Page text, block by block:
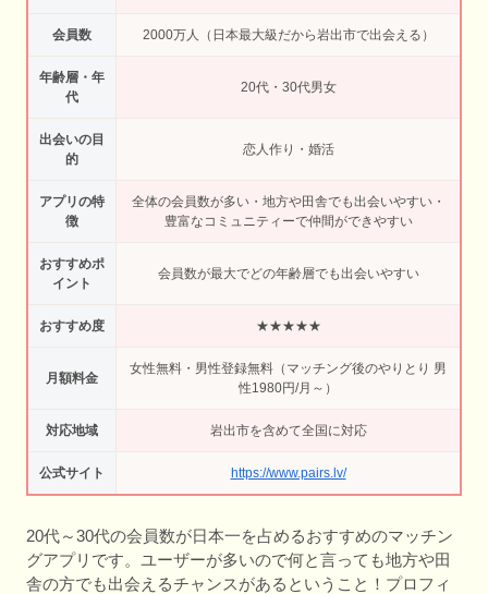
会員数 2000万人（日本最大級だから岩出市で出会える）
年齢層・年
代
20代・30代男女
出会いの目
的
恋人作り・婚活
アプリの特
徴
全体の会員数が多い・地方や田舎でも出会いやすい・
豊富なコミュニティーで仲間ができやすい
おすすめポ
イント
会員数が最大でどの年齢層でも出会いやすい
おすすめ度 ★★★★★
月額料金
女性無料・男性登録無料（マッチング後のやりとり 男
性1980円/月～）
対応地域 岩出市を含めて全国に対応
公式サイト https://www.pairs.lv/
20代～30代の会員数が日本一を占めるおすすめのマッチン
グアプリです。ユーザーが多いので何と言っても地方や田
舎の方でも出会えるチャンスがあるということ！プロフィ